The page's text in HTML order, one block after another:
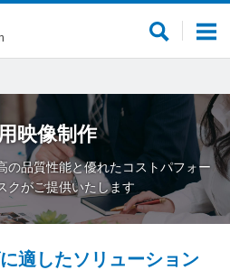
メ
ー
サ
内
映像制作
の品質性能と優れたコストパフォー
クがご提供いたします
適したソリューション